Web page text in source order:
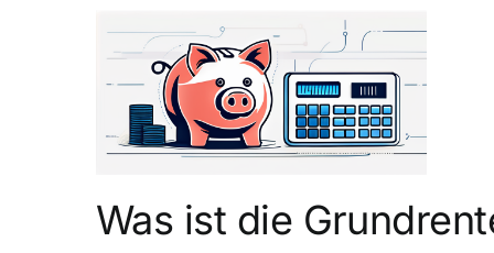
Was ist die